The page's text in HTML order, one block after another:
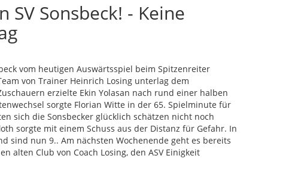
Sonsbeck! - Keine
vom heutigen Auswärtsspiel beim Spitzenreiter
von Trainer Heinrich Losing unterlag dem
erzielte Ekin Yolasan nach rund einer halben
sorgte Florian Witte in der 65. Spielminute für
sich die Sonsbecker glücklich schätzen nicht noch
sorgte mit einem Schuss aus der Distanz für Gefahr. In
sind nun 9.. Am nächsten Wochenende geht es bereits
alten Club von Coach Losing, den ASV Einigkeit